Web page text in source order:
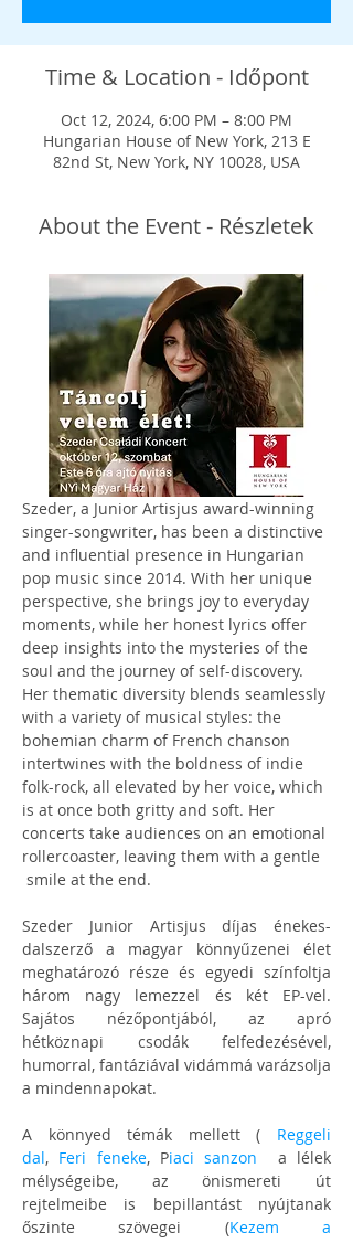
Time & Location - Időpont
Oct 12, 2024, 6:00 PM – 8:00 PM
Hungarian House of New York, 213 E
82nd St, New York, NY 10028, USA
About the Event - Részletek
Szeder, a Junior Artisjus award-winning
singer-songwriter, has been a distinctive
and influential presence in Hungarian
pop music since 2014. With her unique
perspective, she brings joy to everyday
moments, while her honest lyrics offer
deep insights into the mysteries of the
soul and the journey of self-discovery.
Her thematic diversity blends seamlessly
with a variety of musical styles: the
bohemian charm of French chanson
intertwines with the boldness of indie
folk-rock, all elevated by her voice, which
is at once both gritty and soft. Her
concerts take audiences on an emotional
rollercoaster, leaving them with a gentle
smile at the end.
Szeder Junior Artisjus díjas énekes-
dalszerző a magyar könnyűzenei élet
meghatározó része és egyedi színfoltja
három nagy lemezzel és két EP-vel.
Sajátos nézőpontjából, az apró
hétköznapi csodák felfedezésével,
humorral, fantáziával vidámmá varázsolja
a mindennapokat.
A könnyed témák mellett ( Reggeli
dal, Feri feneke, Piaci sanzon a lélek
mélységeibe, az önismereti út
rejtelmeibe is bepillantást nyújtanak
őszinte szövegei (Kezem a